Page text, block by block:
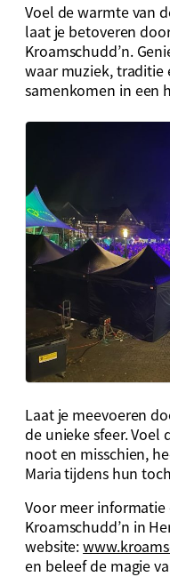
Voel de warmte van
laat je betoveren
Kroamschudd’n.
waar muziek, traditie
samenkomen in een
Laat je meevoeren
de unieke sfeer. Voel
noot en misschien,
Maria tijdens hun
Voor meer
Kroamschudd’n in
website:
en beleef de magie